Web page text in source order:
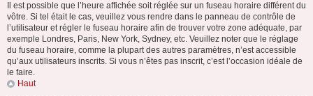
Il est possible que l’heure affichée soit réglée sur un fuseau horaire différent du
vôtre. Si tel était le cas, veuillez vous rendre dans le panneau de contrôle de
l’utilisateur et régler le fuseau horaire afin de trouver votre zone adéquate, par
exemple Londres, Paris, New York, Sydney, etc. Veuillez noter que le réglage
du fuseau horaire, comme la plupart des autres paramètres, n’est accessible
qu’aux utilisateurs inscrits. Si vous n’êtes pas inscrit, c’est l’occasion idéale de
le faire.
Haut